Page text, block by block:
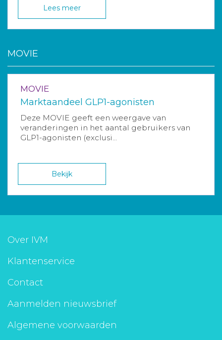
Lees meer
MOVIE
MOVIE
Marktaandeel GLP1-agonisten
Deze MOVIE geeft een weergave van
veranderingen in het aantal gebruikers van
GLP1-agonisten (exclusi...
Bekijk
Over IVM
Klantenservice
Contact
Aanmelden nieuwsbrief
Algemene voorwaarden